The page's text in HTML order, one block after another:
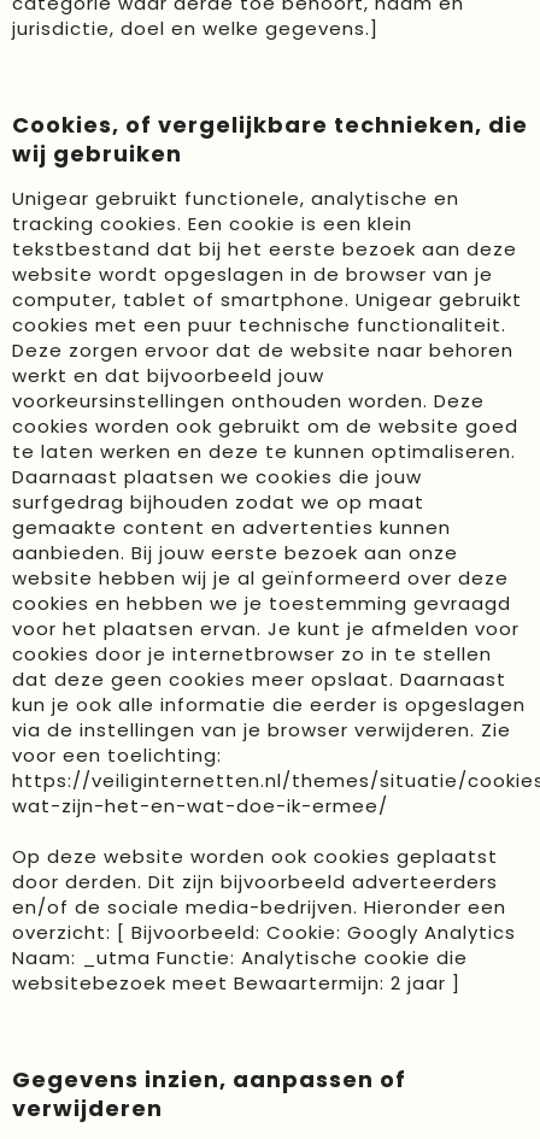
jurisdictie, doel en welke gegevens.]
Cookies, of vergelijkbare technieken, die
wij gebruiken
Unigear gebruikt functionele, analytische en
tracking cookies. Een cookie is een klein
tekstbestand dat bij het eerste bezoek aan deze
website wordt opgeslagen in de browser van je
computer, tablet of smartphone. Unigear gebruikt
cookies met een puur technische functionaliteit.
Deze zorgen ervoor dat de website naar behoren
werkt en dat bijvoorbeeld jouw
voorkeursinstellingen onthouden worden. Deze
cookies worden ook gebruikt om de website goed
te laten werken en deze te kunnen optimaliseren.
Daarnaast plaatsen we cookies die jouw
surfgedrag bijhouden zodat we op maat
gemaakte content en advertenties kunnen
aanbieden. Bij jouw eerste bezoek aan onze
website hebben wij je al geïnformeerd over deze
cookies en hebben we je toestemming gevraagd
voor het plaatsen ervan. Je kunt je afmelden voor
cookies door je internetbrowser zo in te stellen
dat deze geen cookies meer opslaat. Daarnaast
kun je ook alle informatie die eerder is opgeslagen
via de instellingen van je browser verwijderen. Zie
voor een toelichting:
https://veiliginternetten.nl/themes/situatie/
wat-zijn-het-en-wat-doe-ik-ermee/
Op deze website worden ook cookies geplaatst
door derden. Dit zijn bijvoorbeeld adverteerders
en/of de sociale media-bedrijven. Hieronder een
overzicht: [ Bijvoorbeeld: Cookie: Googly Analytics
Naam: _utma Functie: Analytische cookie die
websitebezoek meet Bewaartermijn: 2 jaar ]
Gegevens inzien, aanpassen of
verwijderen